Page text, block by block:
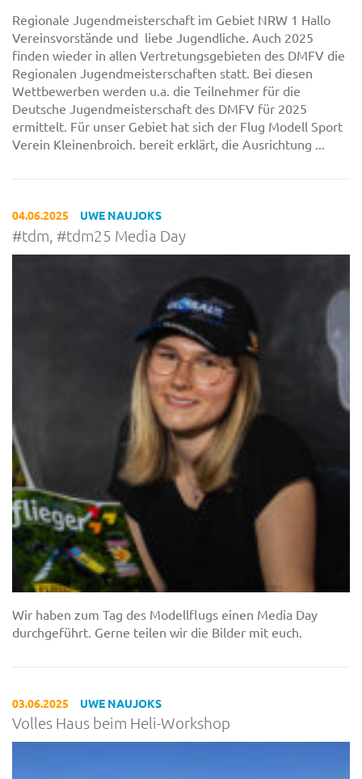
Regionale Jugendmeisterschaft im Gebiet NRW 1 Hallo
Vereinsvorstände und liebe Jugendliche. Auch 2025
finden wieder in allen Vertretungsgebieten des DMFV die
Regionalen Jugendmeisterschaften statt. Bei diesen
Wettbewerben werden u.a. die Teilnehmer für die
Deutsche Jugendmeisterschaft des DMFV für 2025
ermittelt. Für unser Gebiet hat sich der Flug Modell Sport
Verein Kleinenbroich. bereit erklärt, die Ausrichtung ...
04.06.2025 UWE NAUJOKS
#tdm, #tdm25 Media Day
Wir haben zum Tag des Modellflugs einen Media Day
durchgeführt. Gerne teilen wir die Bilder mit euch.
03.06.2025 UWE NAUJOKS
Volles Haus beim Heli-Workshop